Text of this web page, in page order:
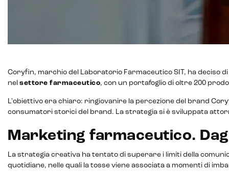
Coryfin, marchio del Laboratorio Farmaceutico SIT, ha deciso
nel settore farmaceutico, con un portafoglio di oltre 200
L'obiettivo era chiaro: ringiovanire la percezione del brand
consumatori storici del brand. La strategia si è sviluppata
Marketing farmaceutico.
La strategia creativa ha tentato di superare i limiti della
quotidiane, nelle quali la tosse viene associata a momenti di